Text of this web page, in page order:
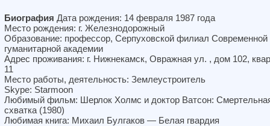
Биография Дата рождения: 14 февраля 1987 года
Место рождения: г. Железнодорожный
Образование: профессор, Серпуховской филиал Современной
гуманитарной академии
Адрес проживания: г. Нижнекамск, Овражная ул. , дом 102,
11
Место работы, деятельность: Землеустроитель
Skype: Starmoon
Любимый фильм: Шерлок Холмс и доктор Ватсон:
схватка (1980)
Любимая книга: Михаил Булгаков — Белая гвардия